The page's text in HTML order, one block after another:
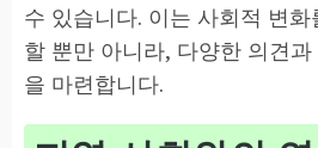
수 있습니다. 이는 사회적 변
할 뿐만 아니라, 다양한 의견
을 마련합니다.